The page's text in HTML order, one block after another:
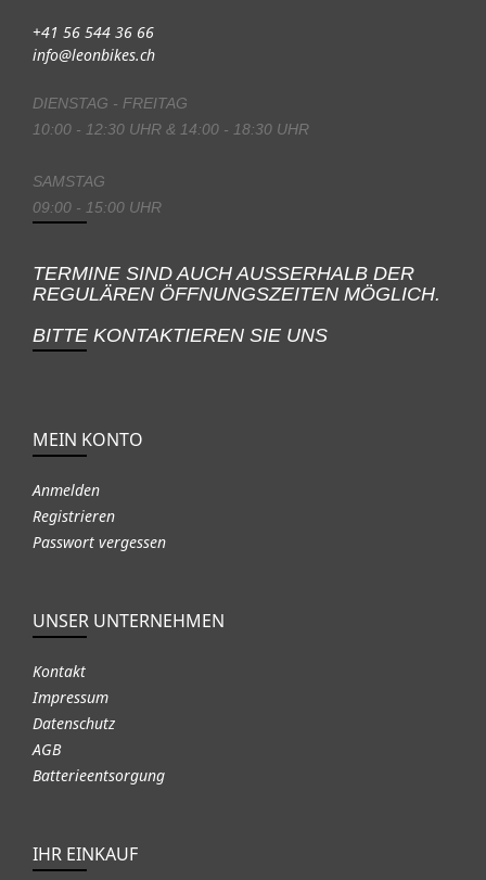
+41 56 544 36 66
info@leonbikes.ch
DIENSTAG - FREITAG
10:00 - 12:30 UHR & 14:00 - 18:30 UHR
SAMSTAG
09:00 - 15:00 UHR
TERMINE SIND AUCH AUSSERHALB DER
REGULÄREN ÖFFNUNGSZEITEN MÖGLICH.
BITTE KONTAKTIEREN SIE UNS
MEIN KONTO
Anmelden
Registrieren
Passwort vergessen
UNSER UNTERNEHMEN
Kontakt
Impressum
Datenschutz
AGB
Batterieentsorgung
IHR EINKAUF